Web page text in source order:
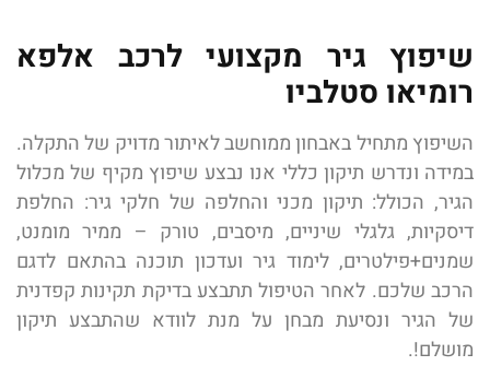
שיפוץ גיר מקצועי לרכב אלפא
רומיאו סטלביו
השיפוץ מתחיל באבחון ממוחשב לאיתור מדויק של התקלה.
במידה ונדרש תיקון כללי אנו נבצע שיפוץ מקיף של מכלול
הגיר, הכולל: תיקון מכני והחלפה של חלקי גיר: החלפת
דיסקיות, גלגלי שיניים, מיסבים, טורק – ממיר מומנט,
שמנים+פילטרים, לימוד גיר ועדכון תוכנה בהתאם לדגם
הרכב שלכם. לאחר הטיפול תתבצע בדיקת תקינות קפדנית
של הגיר ונסיעת מבחן על מנת לוודא שהתבצע תיקון
מושלם!.